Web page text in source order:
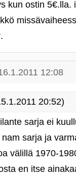
kun ostin 5€.lla.
12:08
20:52)
sarja ei
sarja ja
välillä 1970-
en itse